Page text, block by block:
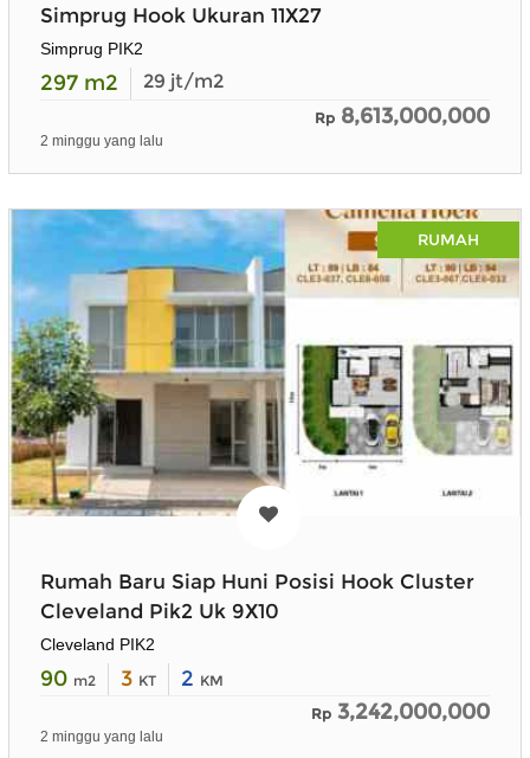
Simprug Hook Ukuran 11X27
Simprug PIK2
297 m2 29 jt/m2
Rp 8,613,000,000
2 minggu yang lalu
RUMAH
Rumah Baru Siap Huni Posisi Hook Cluster
Cleveland Pik2 Uk 9X10
Cleveland PIK2
90 m2 3 KT 2 KM
Rp 3,242,000,000
2 minggu yang lalu